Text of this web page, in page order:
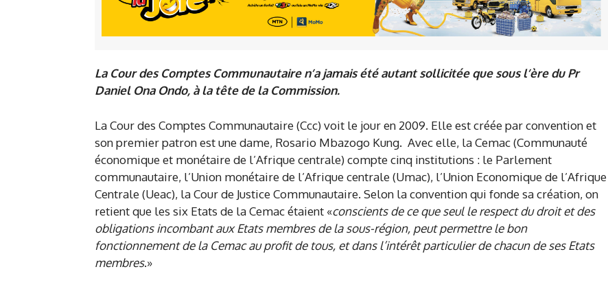
La Cour des Comptes Communautaire n’a jamais été autant sollicitée que sous l’ère du Pr
Daniel Ona Ondo, à la tête de la Commission.
La Cour des Comptes Communautaire (Ccc) voit le jour en 2009. Elle est créée par convention et
son premier patron est une dame, Rosario Mbazogo Kung. Avec elle, la Cemac (Communauté
économique et monétaire de l’Afrique centrale) compte cinq institutions : le Parlement
communautaire, l’Union monétaire de l’Afrique centrale (Umac), l’Union Economique de l’Afrique
Centrale (Ueac), la Cour de Justice Communautaire. Selon la convention qui fonde sa création, on
retient que les six Etats de la Cemac étaient «conscients de ce que seul le respect du droit et des
obligations incombant aux Etats membres de la sous-région, peut permettre le bon
fonctionnement de la Cemac au profit de tous, et dans l’intérêt particulier de chacun de ses Etats
membres.»